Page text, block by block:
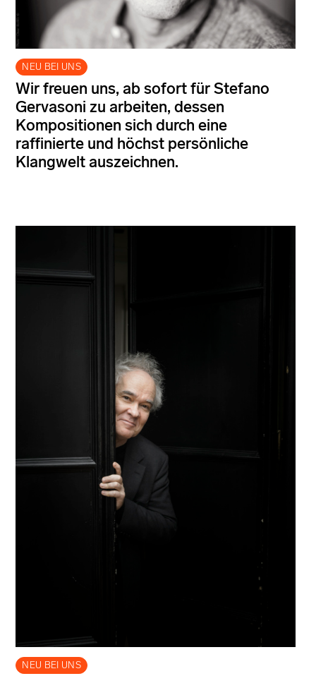
NEU BEI UNS
Wir freuen uns, ab sofort für Stefano
Gervasoni zu arbeiten, dessen
Kompositionen sich durch eine
raffinierte und höchst persönliche
Klangwelt auszeichnen.
NEU BEI UNS